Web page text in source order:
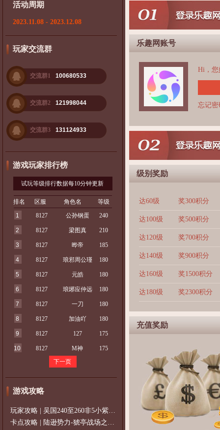
活动周期
2023.11.08 - 2023.12.08
玩家交流群
交流群1 100680533
交流群2 121998044
交流群3 131124933
游戏玩家排行榜
试玩等级排行数据每10分钟更新
排名 区服 角色名
等级
1
8127 公孙钢蛋 240
2 8127 梁图真 210
3 8127 晔帝 185
4 8127 琅邪周公瑾 180
5 8127 元皓 180
6 8127 琅琊应仲远 180
7 8127 一刀 180
8 8127 加油吖 180
9 8127 127 175
10 8127 M神
175
下一页
游戏攻略
玩家攻略 | 吴国240至260非5小紫过策免
卡点攻略 | 陆逊势力-猇亭战场之陆逊
乐趣网账号
Hi，您
忘记密
级别奖励
达60级 奖300积分
达100级 奖500积分
达120级 奖700积分
达140级 奖900积分
达160级 奖1500积分
达180级 奖2300积分
充值奖励